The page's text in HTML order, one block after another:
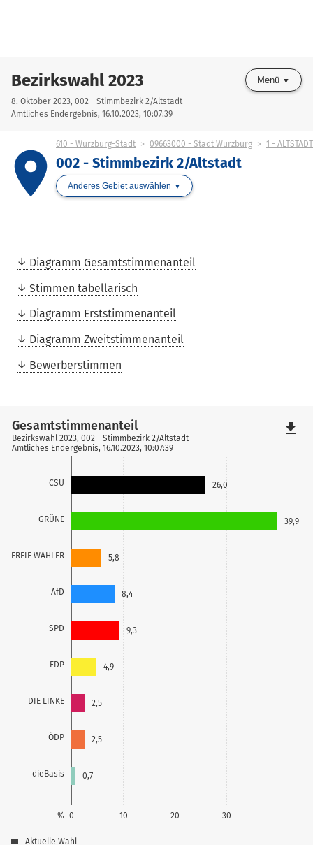
Bezirkswahl 2023
8. Oktober 2023, 002 - Stimmbezirk 2/Altstadt
Amtliches Endergebnis, 16.10.2023, 10:07:39
Menü
place
610 - Würzburg-Stadt 09663000 - Stadt Würzburg 1 - ALTSTADT
002 - Stimmbezirk 2/Altstadt
Anderes Gebiet auswählen
Diagramm Gesamtstimmenanteil
Stimmen tabellarisch
Diagramm Erststimmenanteil
Diagramm Zweitstimmenanteil
Bewerberstimmen
CSU
GRÜNE
FREIE WÄHLER
AfD
SPD
FDP
DIE LINKE
ÖDP
dieBasis
0 10 20 30
%
26,0
39,9
5,8
8,4
9,3
4,9
2,5
2,5
0,7
Gesamtstimmenanteil
Bezirkswahl 2023, 002 - Stimmbezirk 2/Altstadt
Amtliches Endergebnis, 16.10.2023, 10:07:39
Aktuelle Wahl
file_download